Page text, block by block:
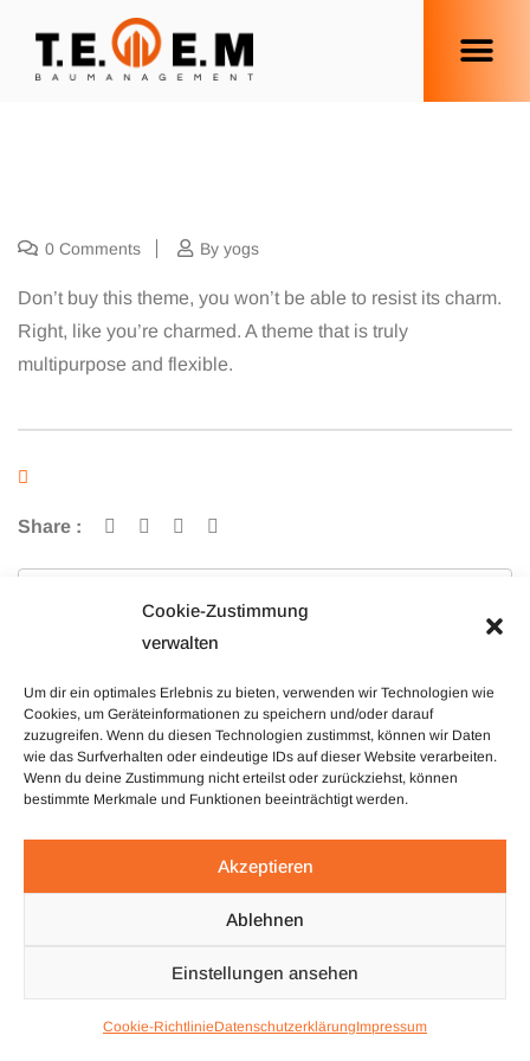
Cookie-Zustimmung
verwalten
Um dir ein optimales Erlebnis zu bieten, verwenden wir Technologien wie
Cookies, um Geräteinformationen zu speichern und/oder darauf
zuzugreifen. Wenn du diesen Technologien zustimmst, können wir Daten
wie das Surfverhalten oder eindeutige IDs auf dieser Website verarbeiten.
Wenn du deine Zustimmung nicht erteilst oder zurückziehst, können
bestimmte Merkmale und Funktionen beeinträchtigt werden.
Akzeptieren
Ablehnen
Einstellungen ansehen
Cookie-RichtlinieDatenschutzerklärungImpressum
0 Comments By yogs
Don’t buy this theme, you won’t be able to resist its charm.
Right, like you’re charmed. A theme that is truly
multipurpose and flexible.
Share :
Previous Post